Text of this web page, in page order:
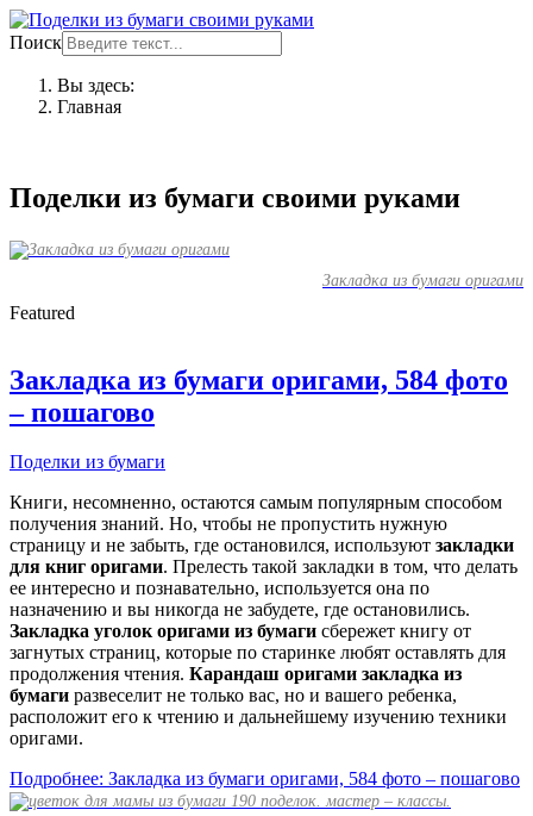
Поиск
Вы здесь:
Главная
Поделки из бумаги своими руками
Закладка из бумаги оригами
Featured
Закладка из бумаги оригами, 584 фото
– пошагово
Поделки из бумаги
Книги, несомненно, остаются самым популярным способом
получения знаний. Но, чтобы не пропустить нужную
страницу и не забыть, где остановился, используют закладки
для книг оригами. Прелесть такой закладки в том, что делать
ее интересно и познавательно, используется она по
назначению и вы никогда не забудете, где остановились.
Закладка уголок оригами из бумаги сбережет книгу от
загнутых страниц, которые по старинке любят оставлять для
продолжения чтения. Карандаш оригами закладка из
бумаги развеселит не только вас, но и вашего ребенка,
расположит его к чтению и дальнейшему изучению техники
оригами.
Подробнее: Закладка из бумаги оригами, 584 фото – пошагово